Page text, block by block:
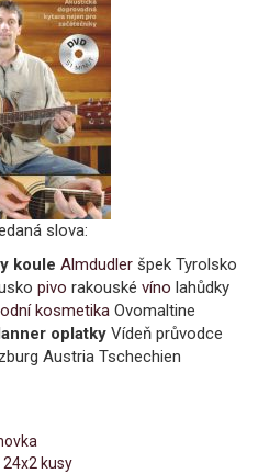
slova:
koule Almdudler špek Tyrolsko
pivo rakouské víno lahůdky
kosmetikaOvomaltine
oplatky Vídeň průvodce
Austria Tschechien
kusy